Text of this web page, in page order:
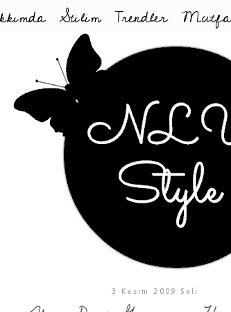
Stilim Trendler
3 Kasım 2009 Salı